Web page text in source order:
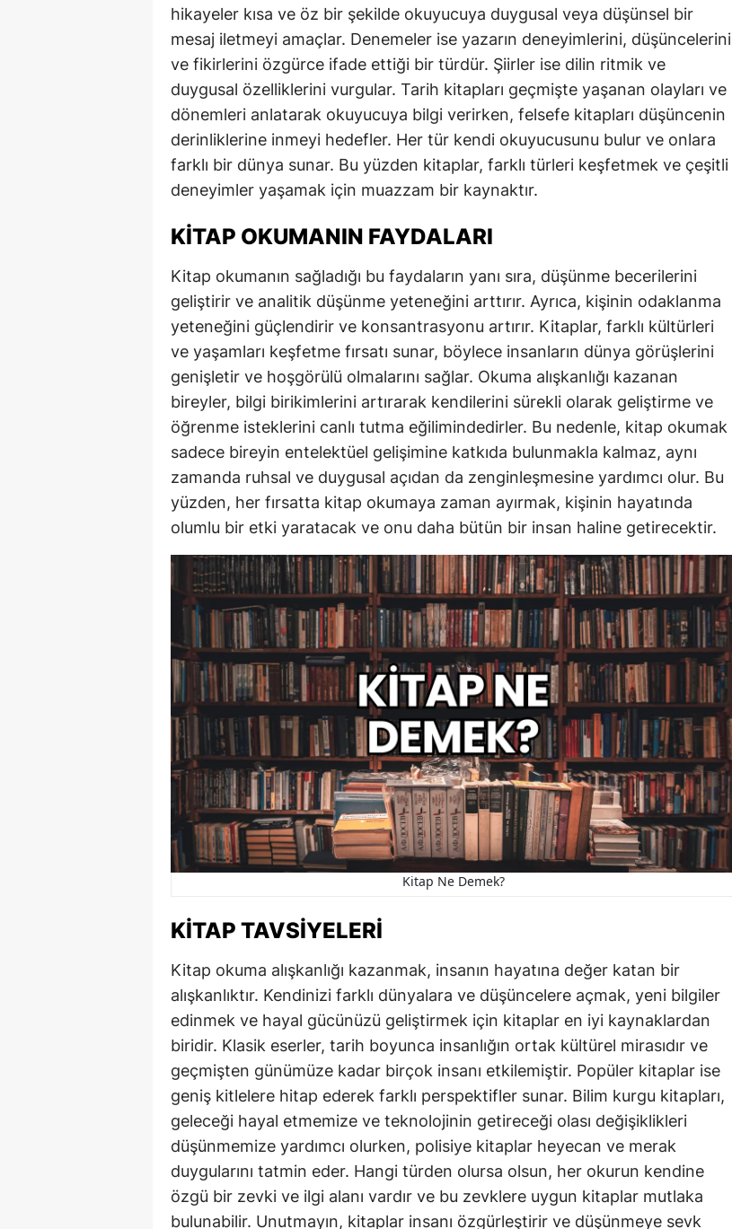
hikayeler kısa ve öz bir şekilde okuyucuya duygusal veya düşünsel bir
mesaj iletmeyi amaçlar. Denemeler ise yazarın deneyimlerini, düşüncelerini
ve fikirlerini özgürce ifade ettiği bir türdür. Şiirler ise dilin ritmik ve
duygusal özelliklerini vurgular. Tarih kitapları geçmişte yaşanan olayları ve
dönemleri anlatarak okuyucuya bilgi verirken, felsefe kitapları düşüncenin
derinliklerine inmeyi hedefler. Her tür kendi okuyucusunu bulur ve onlara
farklı bir dünya sunar. Bu yüzden kitaplar, farklı türleri keşfetmek ve çeşitli
deneyimler yaşamak için muazzam bir kaynaktır.
KITAP OKUMANIN FAYDALARI
Kitap okumanın sağladığı bu faydaların yanı sıra, düşünme becerilerini
geliştirir ve analitik düşünme yeteneğini arttırır. Ayrıca, kişinin odaklanma
yeteneğini güçlendirir ve konsantrasyonu artırır. Kitaplar, farklı kültürleri
ve yaşamları keşfetme fırsatı sunar, böylece insanların dünya görüşlerini
genişletir ve hoşgörülü olmalarını sağlar. Okuma alışkanlığı kazanan
bireyler, bilgi birikimlerini artırarak kendilerini sürekli olarak geliştirme ve
öğrenme isteklerini canlı tutma eğilimindedirler. Bu nedenle, kitap okumak
sadece bireyin entelektüel gelişimine katkıda bulunmakla kalmaz, aynı
zamanda ruhsal ve duygusal açıdan da zenginleşmesine yardımcı olur. Bu
yüzden, her fırsatta kitap okumaya zaman ayırmak, kişinin hayatında
olumlu bir etki yaratacak ve onu daha bütün bir insan haline getirecektir.
Kitap Ne Demek?
KITAP TAVSIYELERI
Kitap okuma alışkanlığı kazanmak, insanın hayatına değer katan bir
alışkanlıktır. Kendinizi farklı dünyalara ve düşüncelere açmak, yeni bilgiler
edinmek ve hayal gücünüzü geliştirmek için kitaplar en iyi kaynaklardan
biridir. Klasik eserler, tarih boyunca insanlığın ortak kültürel mirasıdır ve
geçmişten günümüze kadar birçok insanı etkilemiştir. Popüler kitaplar ise
geniş kitlelere hitap ederek farklı perspektifler sunar. Bilim kurgu kitapları,
geleceği hayal etmemize ve teknolojinin getireceği olası değişiklikleri
düşünmemize yardımcı olurken, polisiye kitaplar heyecan ve merak
duygularını tatmin eder. Hangi türden olursa olsun, her okurun kendine
özgü bir zevki ve ilgi alanı vardır ve bu zevklere uygun kitaplar mutlaka
bulunabilir. Unutmayın, kitaplar insanı özgürleştirir ve düşünmeye sevk